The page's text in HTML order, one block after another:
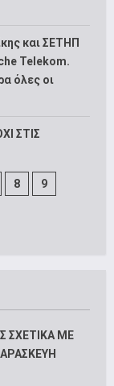
και ΣΕΤΗΠ
Telekom.
όλες οι
ΣΤΙΣ
8 9
ΣΧΕΤΙΚΑ ΜΕ